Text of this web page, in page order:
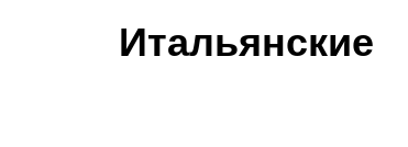
Итальянские